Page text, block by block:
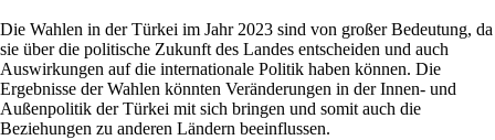
Die Wahlen in der Türkei im Jahr 2023 sind von großer Bedeutung, da
sie über die politische Zukunft des Landes entscheiden und auch
Auswirkungen auf die internationale Politik haben können. Die
Ergebnisse der Wahlen könnten Veränderungen in der Innen- und
Außenpolitik der Türkei mit sich bringen und somit auch die
Beziehungen zu anderen Ländern beeinflussen.